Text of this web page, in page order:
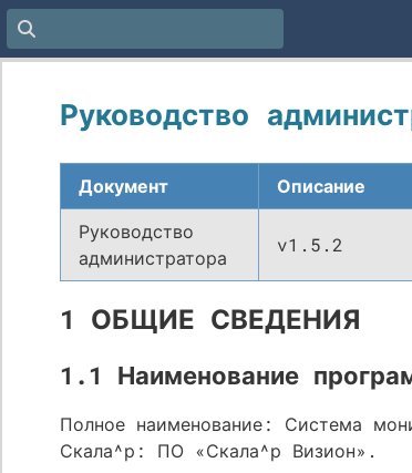
Руководство
Документ Описание
Руководство
администратора
v1.5.2
1 ОБЩИЕ СВЕДЕНИЯ
1.1 Наименование
Полное наименование: Система
Скала^р: ПО «Скала^р Визион».